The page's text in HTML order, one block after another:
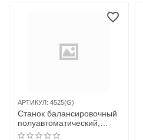
АРТИКУЛ: 4525(G)
Станок балансировочный
полуавтоматический,
серый